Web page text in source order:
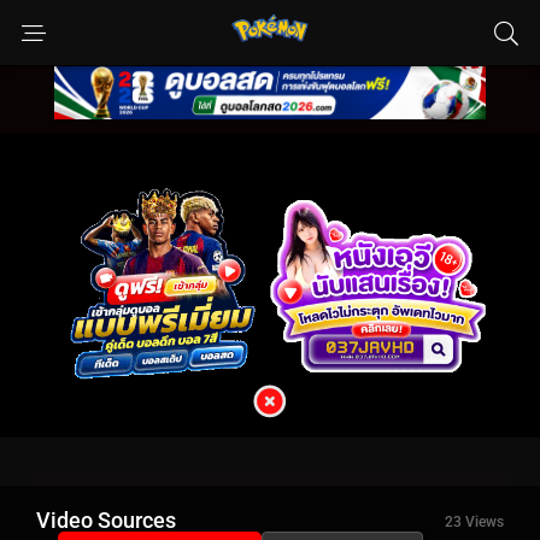
Video Sources 23 Views